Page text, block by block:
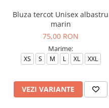
Bluza tercot Unisex albastru
marin
75,00 RON
Marime:
XS S M L XL XXL
VEZI VARIANTE